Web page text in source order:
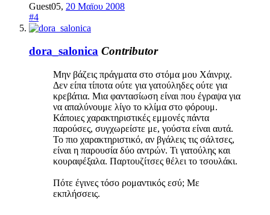
Guest05, 20 Μαϊου 2008
#4
dora_salonica Contributor
Μην βάζεις πράγματα στο στόμα μου Χάινριχ.
Δεν είπα τίποτα ούτε για γατούληδες ούτε για
κρεβάτια. Μια φαντασίωση είναι που έγραψα για
να απαλύνουμε λίγο το κλίμα στο φόρουμ.
Κάποιες χαρακτηριστικές εμμονές πάντα
παρούσες, συγχωρείστε με, γούστα είναι αυτά.
Το πιο χαρακτηριστικό, αν βγάλεις τις σάλτσες,
είναι η παρουσία δύο αντρών. Τι γατούλης και
κουραφέξαλα. Παρτουζίτσες θέλει το τσουλάκι.
Πότε έγινες τόσο ρομαντικός εσύ; Με
εκπλήσσεις.